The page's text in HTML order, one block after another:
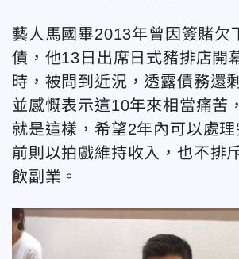
藝人馬國畢2013年曾因簽賭欠
債，他13日出席日式豬排店開
時，被問到近況，透露債務還
並感慨表示這10年來相當痛苦
就是這樣，希望2年內可以處理
前則以拍戲維持收入，也不排
飲副業。